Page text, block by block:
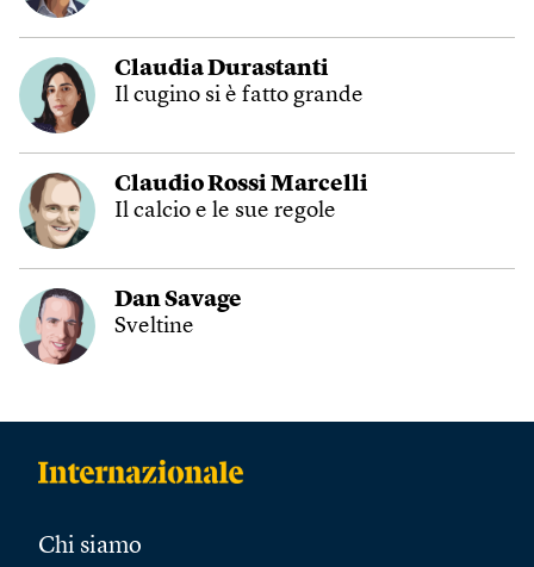
Claudia Durastanti
Il cugino si è fatto grande
Claudio Rossi Marcelli
Il calcio e le sue regole
Dan Savage
Sveltine
Chi siamo